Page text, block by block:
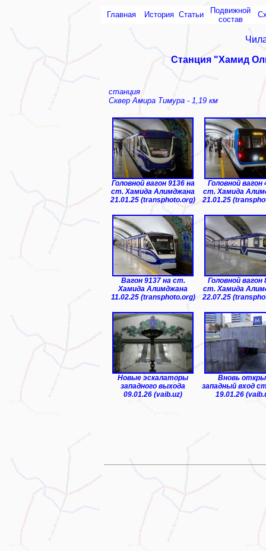
Главная История Статьи
Подвижной
состав
Станция "Хамид
станция
Сквер Амира Тимура - 1,19 км
Головной вагон 9136 на
ст. Хамида Алимджана
21.01.25 (transphoto.org)
Головной вагон
ст. Хамида
21.01.25
Вагон 9137 на ст.
Хамида Алимджана
11.02.25 (transphoto.org)
Головной вагон
ст. Хамида
22.07.25
Новые эскалаторы
западного выхода
09.01.26 (vaib.uz)
Вновь
западный вход
19.01.26